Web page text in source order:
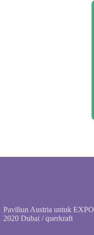
Paviliun Austria untuk EXPO
2020 Dubai / querkraft